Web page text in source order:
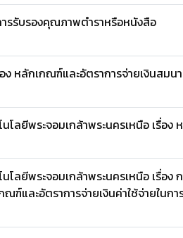
รรับรองคุณภาพตำราหรือหนังสือ
ง หลักเกณฑ์และอัตราการจ่ายเงินสม
นโลยีพระจอมเกล้าพระนครเหนือ เรื่
โลยีพระจอมเกล้าพระนครเหนือ เรื่อ
ณฑ์และอัตราการจ่ายเงินค่าใช้จ่ายใน